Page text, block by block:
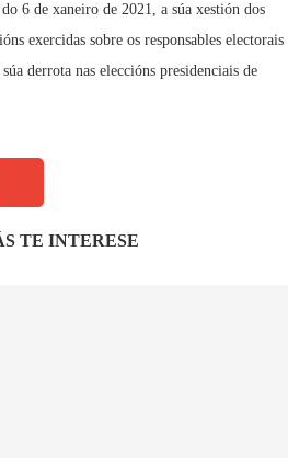
6 de xaneiro de 2021, a súa xestión dos
exercidas sobre os responsables electorais
derrota nas eleccións presidenciais de
TE INTERESE